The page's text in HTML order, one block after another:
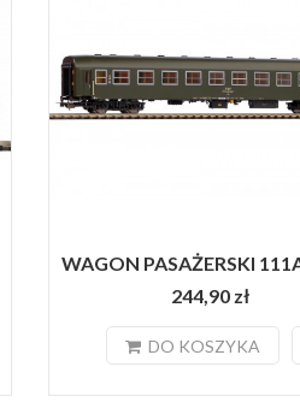
WAGON PASAŻERSKI
244,90 zł
DO KOSZYKA